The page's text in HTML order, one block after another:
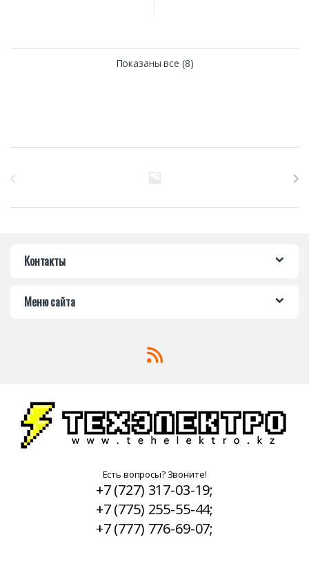
Показаны все (8)
Контакты
Меню сайта
Есть вопросы? Звоните!
+7 (727) 317-03-19;
+7 (775) 255-55-44;
+7 (777) 776-69-07;